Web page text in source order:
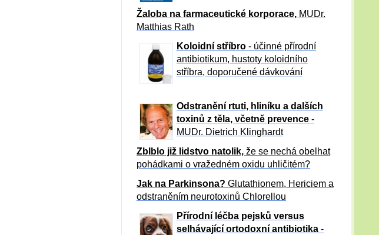
Žaloba na farmaceutické korporace, MUDr.
Matthias Rath
Koloidní stříbro- účinné přírodní
antibiotikum, hustoty koloidního
stříbra, doporučené dávkování
Odstranění rtuti, hliníku a dalších
toxinů z těla, včetně prevence -
MUDr. Dietrich Klinghardt
Zblblo již lidstvo natolik, že se nechá obelhat
pohádkami o vražedném oxidu uhličitém?
Jak na Parkinsona? Glutathionem, Hericiem a
odstraněním neurotoxinů Chlorellou
Přírodní léčba pejsků versus
selhávající ortodoxní antibiotika -